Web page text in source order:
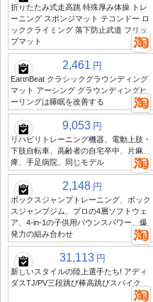
折りたたみ式走高跳 特殊厚み体操 トレ
ーニング スポンジマット テコンドー ロ
ッククライミング 落下防止武道 フリッ
プマット
2,461 円
EarthBeat クラシックグラウンディング
マット アーシング グラウンディングヒ
ーリングは睡眠を改善する
9,053 円
リハビリトレーニング機器、電動上肢・
下肢自転車、高齢者の自宅卒中、片麻
痺、手足病院、同じモデル
2,148 円
ボックスジャンプトレーニング、ボック
スジャンプジム、プロの4層ソフトウェ
ア、4-in-1の子供用バウンスパワー、爆
発力の組み合わせ
31,113 円
新しいスタイルの陸上選手たち! アディ
ダスTJ/PV三段跳び棒高跳びスパイク